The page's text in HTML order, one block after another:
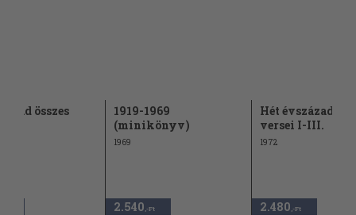
összes
1919-1969
(minikönyv)
1969
2.540 ,-Ft
Hét évszázad
versei I-III.
1972
2.480 ,-Ft